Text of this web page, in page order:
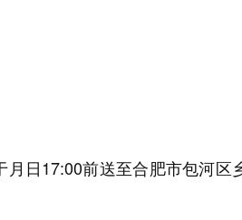
月日17:00前送至合肥市包河区